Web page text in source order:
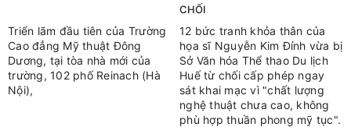
Triển lãm đầu tiên của Trường
Cao đẳng Mỹ thuật Đông
Dương, tại tòa nhà mới của
trường, 102 phố Reinach (Hà
Nội),
CHỐI
12 bức tranh khỏa thân của
họa sĩ Nguyễn Kim Đính vừa bị
Sở Văn hóa Thể thao Du lịch
Huế từ chối cấp phép ngay
sát khai mạc vì "chất lượng
nghệ thuật chưa cao, không
phù hợp thuần phong mỹ tục".